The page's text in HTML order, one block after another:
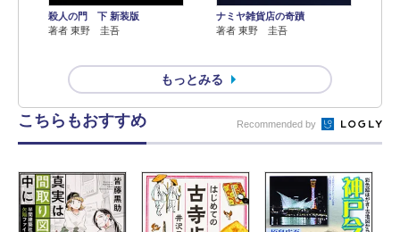
殺人の門 下 新装版
著者 東野 圭吾
ナミヤ雑貨店の奇蹟
著者 東野 圭吾
もっとみる
こちらもおすすめ Recommended by